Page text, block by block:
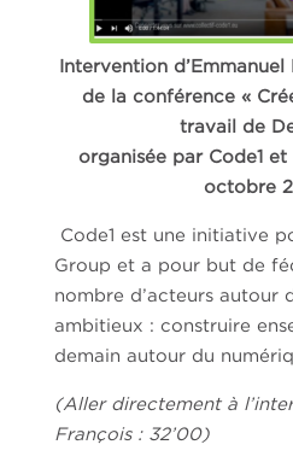
Intervention d’Emmanuel
de la conférence «
travail de
organisée par Code1 et
octobre
Code1 est une initiative
Group et a pour but de
nombre d’acteurs autour
ambitieux : construire
demain autour du
(Aller directement à
François : 32’00)